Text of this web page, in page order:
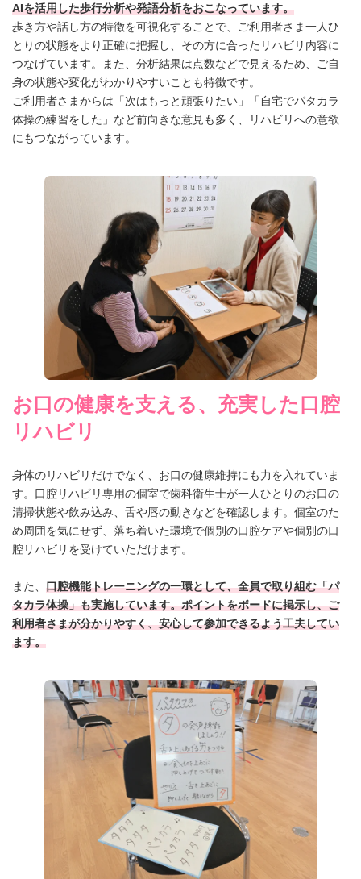
AIを活用した歩行分析や発語分析をおこなっています。
歩き方や話し方の特徴を可視化することで、ご利用者さま一人ひ
とりの状態をより正確に把握し、その方に合ったリハビリ内容に
つなげています。また、分析結果は点数などで見えるため、ご自
身の状態や変化がわかりやすいことも特徴です。
ご利用者さまからは「次はもっと頑張りたい」「自宅でパタカラ
体操の練習をした」など前向きな意見も多く、リハビリへの意欲
にもつながっています。
お口の健康を支える、充実した口腔
リハビリ
身体のリハビリだけでなく、お口の健康維持にも力を入れていま
す。口腔リハビリ専用の個室で歯科衛生士が一人ひとりのお口の
清掃状態や飲み込み、舌や唇の動きなどを確認します。個室のた
め周囲を気にせず、落ち着いた環境で個別の口腔ケアや個別の口
腔リハビリを受けていただけます。
また、 口腔機能トレーニングの一環として、全員で取り組む「パ
タカラ体操」も実施しています。ポイントをボードに掲示し、ご
利用者さまが分かりやすく、安心して参加できるよう工夫してい
ます。